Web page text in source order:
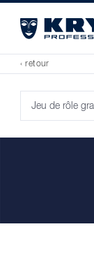
‹ retour